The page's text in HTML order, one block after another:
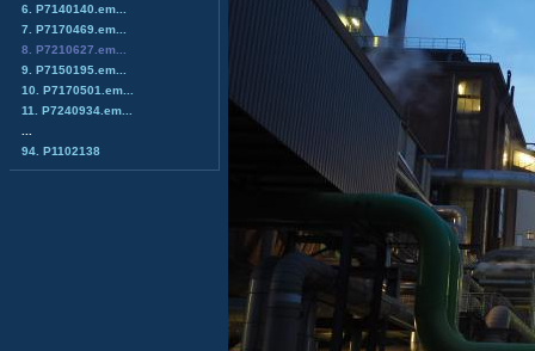
6. P7140140.em...
7. P7170469.em...
8. P7210627.em...
9. P7150195.em...
10. P7170501.em...
11. P7240934.em...
94. P1102138